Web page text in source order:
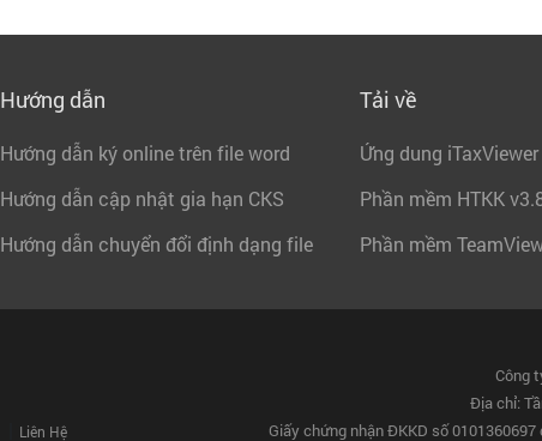
Hướng dẫn
Hướng dẫn ký online trên file word
Hướng dẫn cập nhật gia hạn CKS
Hướng dẫn chuyển đổi định dạng file
Tải về
Ứng dung
Phần mềm HTKK
Phần mềm
Liên Hệ
Công
Địa chỉ:
Giấy chứng nhận ĐKKD số